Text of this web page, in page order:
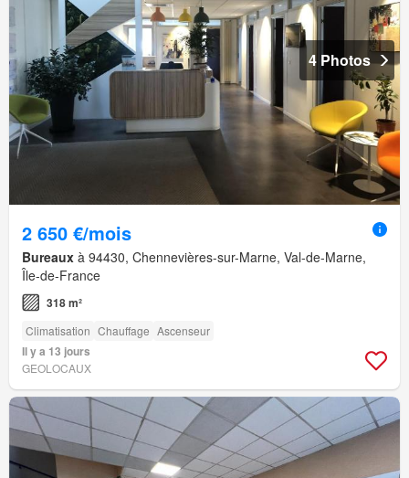
4 Photos
2 650 €/mois
Bureaux à 94430, Chennevières-sur-Marne, Val-de-Marne,
Île-de-France
318 m²
Climatisation Chauffage Ascenseur
Il y a 13 jours
GEOLOCAUX